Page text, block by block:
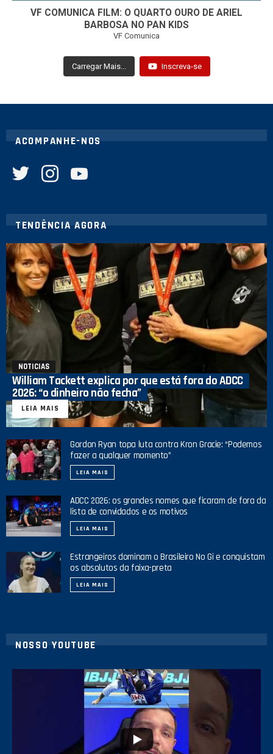
VF COMUNICA FILM: O QUARTO OURO DE ARIEL
BARBOSA NO PAN KIDS
VF Comunica
Carregar Mais... Inscreva-se
ACOMPANHE-NOS
TENDÊNCIA AGORA
NOTICIAS
William Tackett explica por que está fora do ADCC
2026: “o dinheiro não fecha”
LEIA MAIS
Gordon Ryan topa luta contra Kron Gracie: “Podemos
fazer a qualquer momento”
LEIA MAIS
ADCC 2026: os grandes nomes que ficaram de fora da
lista de convidados e os motivos
LEIA MAIS
Estrangeiros dominam o Brasileiro No Gi e conquistam
os absolutos da faixa-preta
LEIA MAIS
NOSSO YOUTUBE